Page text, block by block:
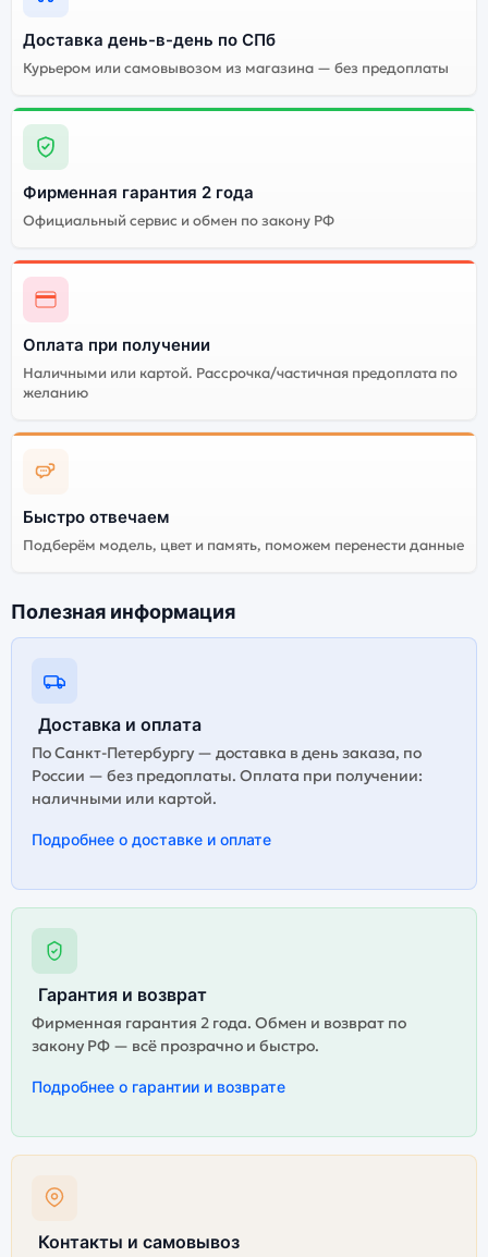
Петербургу и самовывоз.
Почему стоит купить планшет Apple
iPad Air 11 (2025) M3 128Gb Wi-Fi
Purple (Фиолетовый):
Энергоемкий
аккумулятор
Процессор
Качественный экран
цветов и моделей
Стоимость планшета
Apple iPad Air 11 (2025)
Существует не оригинальная и оригинальная версия
Purple (Фиолетовый). Мы рекомендуем выбирать
адаптирована и поддерживает все сервисы. Не
оригинальная версия может стоить дешевле, но
Доставка день-в-день по СПб
Курьером или самовывозом из магазина — без предоплаты
Фирменная гарантия 2 года
Официальный сервис и обмен по закону РФ
Оплата при получении
Наличными или картой. Рассрочка/частичная предоплата по
желанию
Быстро отвечаем
Подберём модель, цвет и память, поможем перенести данные
Полезная информация
Доставка и оплата
По Санкт-Петербургу — доставка в день заказа, по
России — без предоплаты. Оплата при получении:
наличными или картой.
Подробнее о доставке и оплате
Гарантия и возврат
Фирменная гарантия 2 года. Обмен и возврат по
закону РФ — всё прозрачно и быстро.
Подробнее о гарантии и возврате
Контакты и самовывоз